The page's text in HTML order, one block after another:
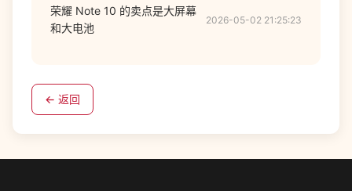
荣耀 Note 10 的卖点是大屏幕
和大电池
2026-05-02 21:25:23
← 返回